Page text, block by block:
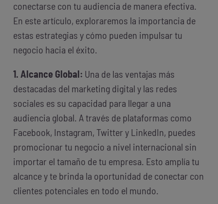
conectarse con tu audiencia de manera efectiva.
En este artículo, exploraremos la importancia de
estas estrategias y cómo pueden impulsar tu
negocio hacia el éxito.
1. Alcance Global: Una de las ventajas más
destacadas del marketing digital y las redes
sociales es su capacidad para llegar a una
audiencia global. A través de plataformas como
Facebook, Instagram, Twitter y LinkedIn, puedes
promocionar tu negocio a nivel internacional sin
importar el tamaño de tu empresa. Esto amplía tu
alcance y te brinda la oportunidad de conectar con
clientes potenciales en todo el mundo.